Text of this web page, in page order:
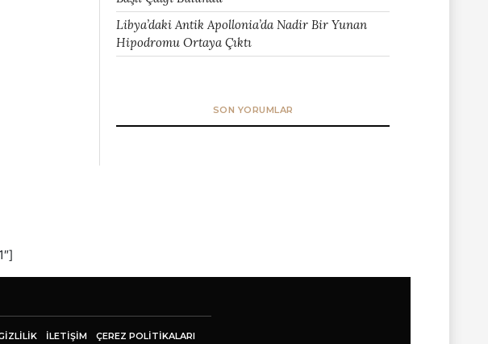
Libya’daki Antik Apollonia’da Nadir Bir Yunan
Hipodromu Ortaya Çıktı
SON YORUMLAR
İLETIŞIM ÇEREZ POLITIKALARI